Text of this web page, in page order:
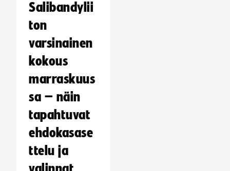
Salibandylii
ton
varsinainen
kokous
marraskuus
sa – näin
tapahtuvat
ehdokasase
ttelu ja